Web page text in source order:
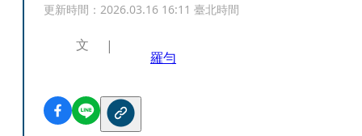
更新時間： 2026.03.16 16:11 臺北時間
文
羅勻